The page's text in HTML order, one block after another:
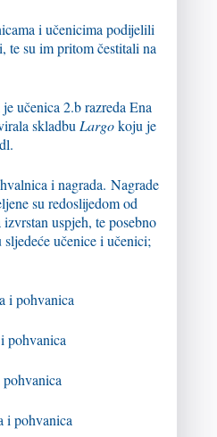
i učenicima podijelili
te su im pritom čestitali na
učenica 2.b razreda Ena
skladbu Largokoju je
i nagrada. Nagrade
su redoslijedom od
uspjeh, te posebno
učenice i učenici;
i pohvanica
pohvanica
i pohvanica